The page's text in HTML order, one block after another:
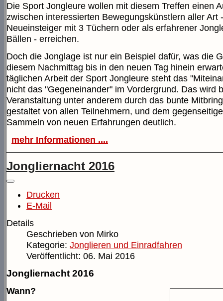
Die Sport Jongleure wollen mit diesem Treffen einen
zwischen interessierten Bewegungskünstlern aller Art
Neueinsteiger mit 3 Tüchern oder als erfahrener
Bällen - erreichen.
Doch die Jonglage ist nur ein Beispiel dafür, was die
diesem Nachmittag bis in den neuen Tag hinein
täglichen Arbeit der Sport Jongleure steht das
nicht das "Gegeneinander" im Vordergrund. Das wird
Veranstaltung unter anderem durch das bunte
gestaltet von allen Teilnehmern, und dem
Sammeln von neuen Erfahrungen deutlich.
mehr Informationen ....
Jongliernacht 2016
Drucken
E-Mail
Details
Geschrieben von Mirko
Kategorie: Jonglieren und Einradfahren
Veröffentlicht: 06. Mai 2016
Jongliernacht 2016
Wann?